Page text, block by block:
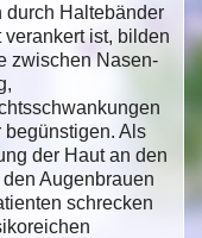
durch Haltebänder
ist, bilden
zwischen Nasen-
begünstigen. Als
der Haut an den
Augenbrauen
schrecken